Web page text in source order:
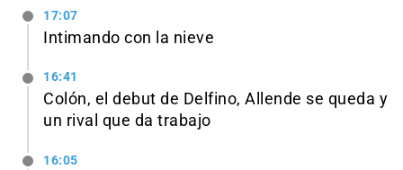
17:07
Intimando con la nieve
16:41
Colón, el debut de Delfino, Allende se queda y
un rival que da trabajo
16:05